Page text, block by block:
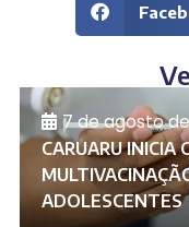
7 de agosto
CARUARU INICIA
ADOLESCENTES